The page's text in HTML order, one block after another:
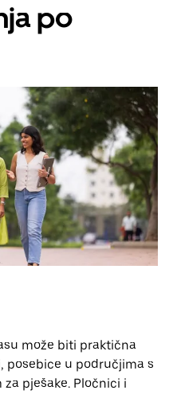
po
može biti praktična
posebice u područjima s
pješake. Pločnici i